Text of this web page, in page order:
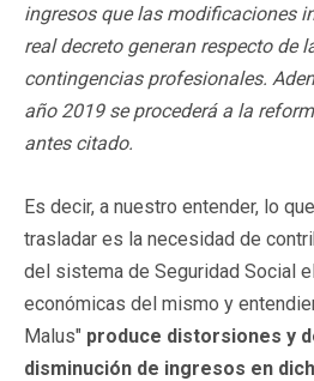
ingresos que las modificaciones
real decreto generan respecto de
contingencias profesionales.
año 2019 se procederá a la
antes citado.
Es decir, a nuestro entender, lo
trasladar es la necesidad de
del sistema de Seguridad Social
económicas del mismo y
Malus" produce distorsiones y
disminución de ingresos en